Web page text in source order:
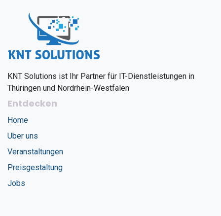
KNT Solutions ist Ihr Partner für IT-Dienstleistungen in
Thüringen und Nordrhein-Westfalen
Entdecken
Home
Uber uns
Veranstaltungen
Preisgestaltung
Jobs